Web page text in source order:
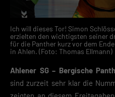
Ich will dieses Tor! Simon
erzielten den wichtigsten seiner
für die Panther kurz vor dem
in Ahlen. (Foto: Thomas Ellmann)
Ahlener SG – Bergische
sind zurzeit sehr klar die